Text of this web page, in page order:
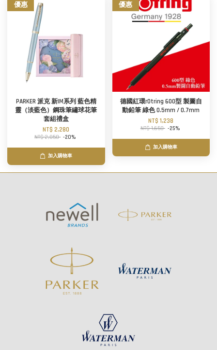
優惠
PARKER 派克 新IM系列 藍色精
靈（淡藍色）鋼珠筆繡球花筆
套組禮盒
NT$ 2,280
NT$ 2,850 -20%
加入購物車
優惠
德國紅環rOtring 600型 製圖自
動鉛筆 綠色 0.5mm / 0.7mm
NT$ 1,238
NT$ 1,650 -25%
加入購物車